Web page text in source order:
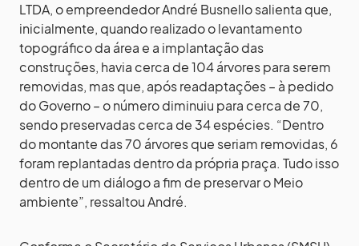
LTDA, o empreendedor André Busnello salienta que,
inicialmente, quando realizado o levantamento
topográfico da área e a implantação das
construções, havia cerca de 104 árvores para serem
removidas, mas que, após readaptações – à pedido
do Governo – o número diminuiu para cerca de 70,
sendo preservadas cerca de 34 espécies. “Dentro
do montante das 70 árvores que seriam removidas, 6
foram replantadas dentro da própria praça. Tudo isso
dentro de um diálogo a fim de preservar o Meio
ambiente”, ressaltou André.